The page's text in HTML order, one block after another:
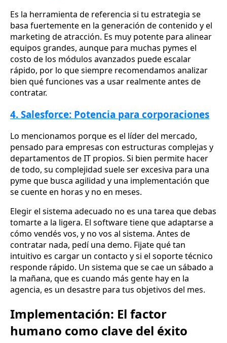
Es la herramienta de referencia si tu estrategia se
basa fuertemente en la generación de contenido y el
marketing de atracción. Es muy potente para alinear
equipos grandes, aunque para muchas pymes el
costo de los módulos avanzados puede escalar
rápido, por lo que siempre recomendamos analizar
bien qué funciones vas a usar realmente antes de
contratar.
4. Salesforce: Potencia para corporaciones
Lo mencionamos porque es el líder del mercado,
pensado para empresas con estructuras complejas y
departamentos de IT propios. Si bien permite hacer
de todo, su complejidad suele ser excesiva para una
pyme que busca agilidad y una implementación que
se cuente en horas y no en meses.
Elegir el sistema adecuado no es una tarea que debas
tomarte a la ligera. El software tiene que adaptarse a
cómo vendés vos, y no vos al sistema. Antes de
contratar nada, pedí una demo. Fijate qué tan
intuitivo es cargar un contacto y si el soporte técnico
responde rápido. Un sistema que se cae un sábado a
la mañana, que es cuando más gente hay en la
agencia, es un desastre para tus objetivos del mes.
Implementación: El factor
humano como clave del éxito